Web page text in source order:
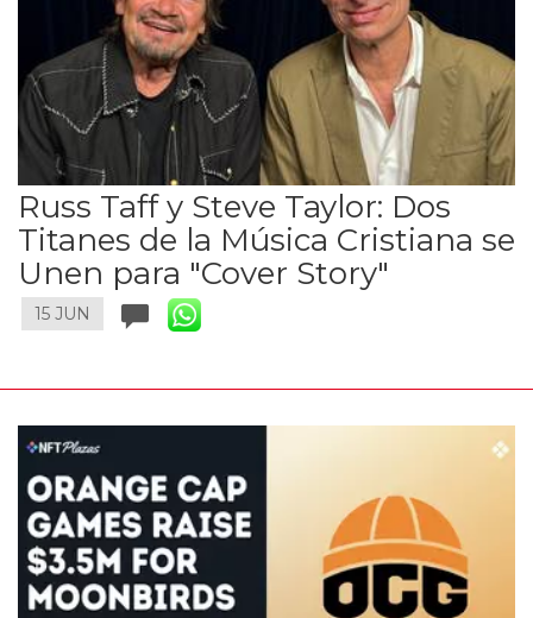
Russ Taff y Steve Taylor: Dos
Titanes de la Música Cristiana se
Unen para "Cover Story"
15 JUN